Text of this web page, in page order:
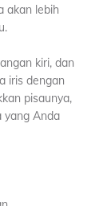
akan lebih
kiri, dan
iris dengan
pisaunya,
yang Anda